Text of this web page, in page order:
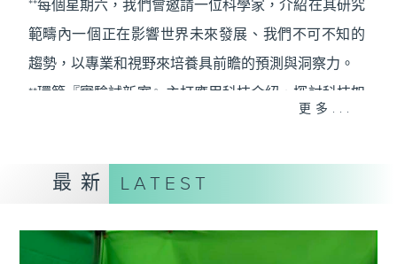
**每個星期六，我們會邀請一位科學家，介紹在其研究
範疇內一個正在影響世界未來發展、我們不可不知的
趨勢，以專業和視野來培養具前瞻的預測與洞察力。
**環節『實驗試新室』主打應用科技介紹，探討科技如
用者分享使用心得及感受，展示科技如何提升生活質
星期六早上，讓我們看遠一點，看到未來的無限可
更多...
最新 LATEST